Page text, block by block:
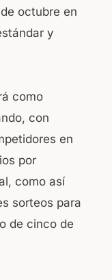
octubre en
y
como
con
en
por
como así
sorteos para
de cinco de